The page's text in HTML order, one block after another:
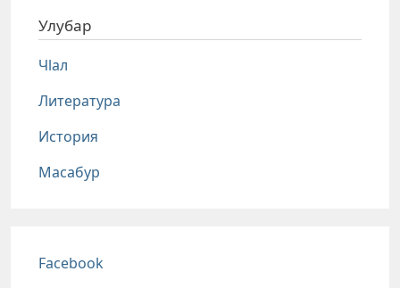
Улубар
Чlал
Литература
История
Масабур
Соц сети
Facebook